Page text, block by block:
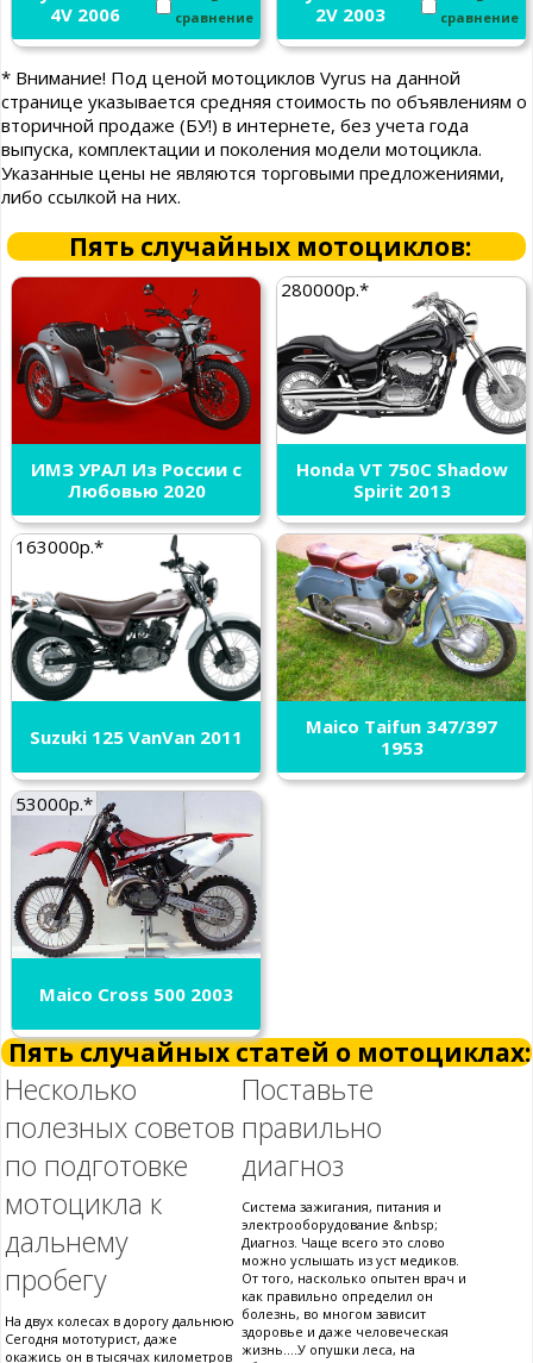
4V 2006
сравнение
2V 2003
сравнение
* Внимание! Под ценой мотоциклов Vyrus на данной
странице указывается средняя стоимость по объявлениям о
вторичной продаже (БУ!) в интернете, без учета года
выпуска, комплектации и поколения модели мотоцикла.
Указанные цены не являются торговыми предложениями,
либо ссылкой на них.
Пять случайных мотоциклов:
ИМЗ УРАЛ Из России с
Любовью 2020
280000р.*
Honda VT 750C Shadow
Spirit 2013
163000р.*
Suzuki 125 VanVan 2011
Maico Taifun 347/397
1953
53000р.*
Maico Cross 500 2003
Пять случайных статей о мотоциклах:
Несколько
полезных советов
по подготовке
мотоцикла к
дальнему
пробегу
На двух колесах в дорогу дальнюю
Сегодня мототурист, даже
окажись он в тысячах километров
Поставьте
правильно
диагноз
Система зажигания, питания и
электрооборудование &nbsp;
Диагноз. Чаще всего это слово
можно услышать из уст медиков.
От того, насколько опытен врач и
как правильно определил он
болезнь, во многом зависит
здоровье и даже человеческая
жизнь....У опушки леса, на